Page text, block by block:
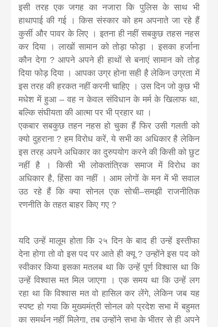
इसी तरह एक जगह का नजारा कि पुलिस के साथ भी
हाथापाई की गई । किस संस्कार को हम अपनाते जा रहे हैं
कुर्सी और पावर के लिए । इतना ही नहीं सबकुछ तहस नहस
कर दिया । लाखों सामान को तोड़ा फोड़ा । इसका हर्जाना
कौन देगा ? आपने अपने ही हाथों से बनाएं सामान को तोड़
दिया फोड़ दिया । आपका उग्र होना सही है लेकिन उग्रता में
इस तरह की हरकत नहीं करनी चाहिए । उस दिन जो कुछ भी
मधेश में हुआ – वह न केवल संविधान के मर्म के खिलाफ था,
बल्कि संघीयता की आत्मा पर भी प्रहार था ।
एकबार सबकुछ तहन नहस हो चुका हैं फिर उसी गलती को
क्यो दुहराना ? हम विरोध करें, ये सभी का अधिकार है लेकिन
इस तरह अपने अधिकार का दुरुपयोग करने की किसी को छुट
नहीं है । किसी भी लोकतांत्रिक समाज में विरोध का
अधिकार है, हिंसा का नहीं । आम लोगों के मन में भी सवाल
उठ रहे हैं कि क्या सोनल एक सोची–समझी राजनीतिक
रणनीति के तहत बाहर किए गए ?
यदि उन्हें मालूम होता कि २५ दिन के बाद ही उन्हें इस्तीफा
देना होगा तो वो इस पद पर आते ही क्यू ? उन्होंने इस पद को
स्वीकार किया इसका मतलब था कि उन्हें पूर्ण विश्वास था कि
उन्हें विश्वास मत मिल जाएगा । एक समय था कि उन्हें लग
रहा था कि विश्वास मत वो हासिल कर लेंगे, लेकिन जब यह
स्पष्ट हो गया कि मुख्यमंत्री सोनल को प्रदेश सभा में बहुमत
का समर्थन नहीं मिलेगा, तब उन्होंने सभा के भीतर से ही अपने